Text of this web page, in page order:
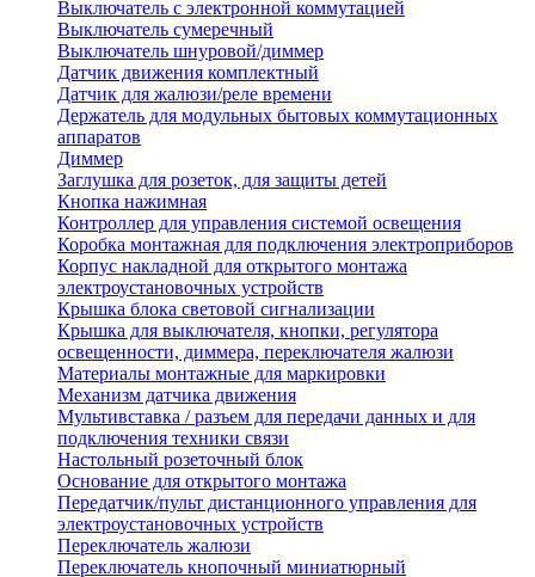
Выключатель с электронной коммутацией
Выключатель сумеречный
Выключатель шнуровой/диммер
Датчик движения комплектный
Датчик для жалюзи/реле времени
Держатель для модульных бытовых коммутационных
аппаратов
Диммер
Заглушка для розеток, для защиты детей
Кнопка нажимная
Контроллер для управления системой освещения
Коробка монтажная для подключения электроприборов
Корпус накладной для открытого монтажа
электроустановочных устройств
Крышка блока световой сигнализации
Крышка для выключателя, кнопки, регулятора
освещенности, диммера, переключателя жалюзи
Материалы монтажные для маркировки
Механизм датчика движения
Мультивставка / разъем для передачи данных и для
подключения техники связи
Настольный розеточный блок
Основание для открытого монтажа
Передатчик/пульт дистанционного управления для
электроустановочных устройств
Переключатель жалюзи
Переключатель кнопочный миниатюрный